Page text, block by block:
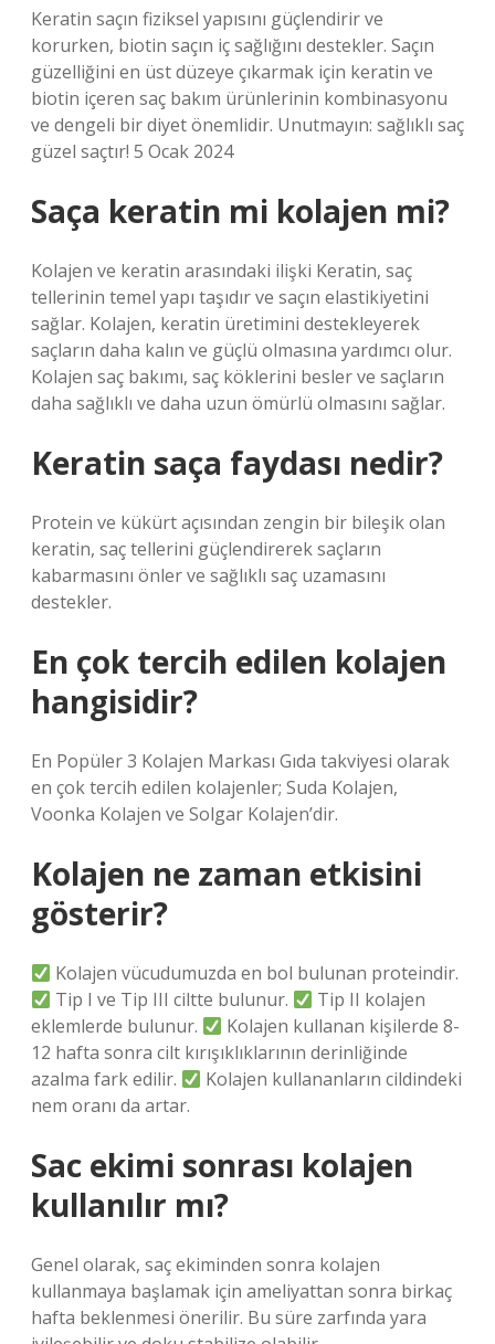
Keratin saçın fiziksel yapısını güçlendirir ve
korurken, biotin saçın iç sağlığını destekler. Saçın
güzelliğini en üst düzeye çıkarmak için keratin ve
biotin içeren saç bakım ürünlerinin kombinasyonu
ve dengeli bir diyet önemlidir. Unutmayın: sağlıklı saç
güzel saçtır! 5 Ocak 2024
Saça keratin mi kolajen mi?
Kolajen ve keratin arasındaki ilişki Keratin, saç
tellerinin temel yapı taşıdır ve saçın elastikiyetini
sağlar. Kolajen, keratin üretimini destekleyerek
saçların daha kalın ve güçlü olmasına yardımcı olur.
Kolajen saç bakımı, saç köklerini besler ve saçların
daha sağlıklı ve daha uzun ömürlü olmasını sağlar.
Keratin saça faydası nedir?
Protein ve kükürt açısından zengin bir bileşik olan
keratin, saç tellerini güçlendirerek saçların
kabarmasını önler ve sağlıklı saç uzamasını
destekler.
En çok tercih edilen kolajen
hangisidir?
En Popüler 3 Kolajen Markası Gıda takviyesi olarak
en çok tercih edilen kolajenler; Suda Kolajen,
Voonka Kolajen ve Solgar Kolajen’dir.
Kolajen ne zaman etkisini
gösterir?
Kolajen vücudumuzda en bol bulunan proteindir.
Tip I ve Tip III ciltte bulunur.
Tip II kolajen
eklemlerde bulunur.
Kolajen kullanan kişilerde 8-
12 hafta sonra cilt kırışıklıklarının derinliğinde
azalma fark edilir.
Kolajen kullananların cildindeki
nem oranı da artar.
Sac ekimi sonrası kolajen
kullanılır mı?
Genel olarak, saç ekiminden sonra kolajen
kullanmaya başlamak için ameliyattan sonra birkaç
hafta beklenmesi önerilir. Bu süre zarfında yara